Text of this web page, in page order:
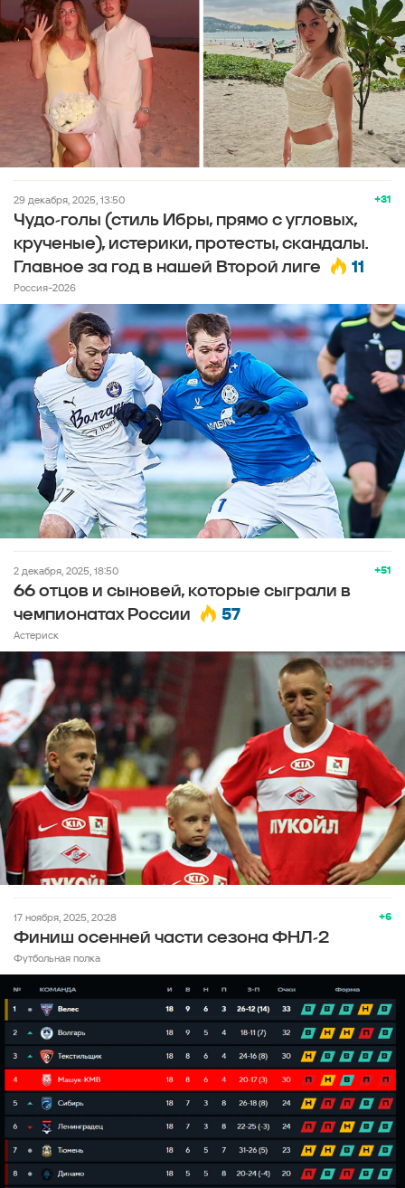
+31
29 декабря, 2025, 13:50
Чудо-голы (стиль Ибры, прямо с угловых,
крученые), истерики, протесты, скандалы.
Главное за год в нашей Второй лиге
11
Россия-2026
+51
2 декабря, 2025, 18:50
66 отцов и сыновей, которые сыграли в
чемпионатах России
57
Астериск
+6
17 ноября, 2025, 20:28
Финиш осенней части сезона ФНЛ-2
Футбольная полка